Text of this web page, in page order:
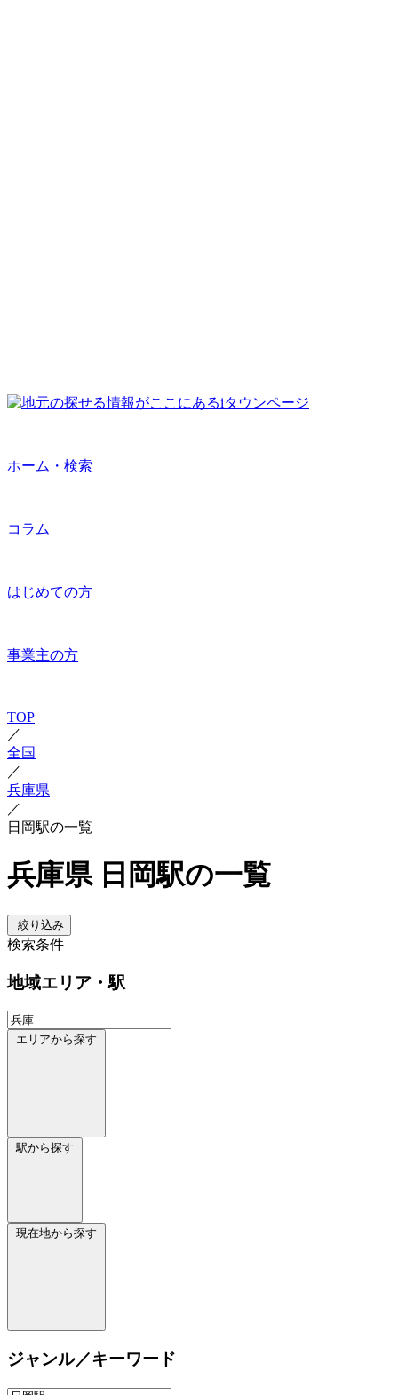
ホーム・検索
コラム
はじめての方
事業主の方
TOP
／
全国
／
兵庫県
／
日岡駅の一覧
兵庫県 日岡駅の一覧
絞り込み
検索条件
地域エリア・駅
エリアから探す
駅から探す
現在地から探す
ジャンル／キーワード